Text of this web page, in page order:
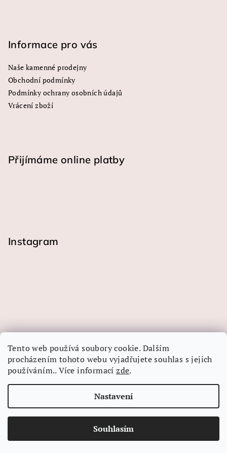
Tento web používá soubory cookie. Dalším
procházením tohoto webu vyjadřujete souhlas s jejich
používáním.. Více informacízde.
Nastavení
Souhlasím
Informace pro vás
Naše kamenné prodejny
Obchodní podmínky
Podmínky ochrany osobních údajů
Vrácení zboží
Přijímáme online platby
Instagram
Sledovat na Instagramu
Vytvořil Shoptet